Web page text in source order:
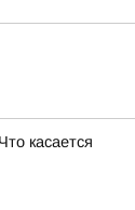
касается